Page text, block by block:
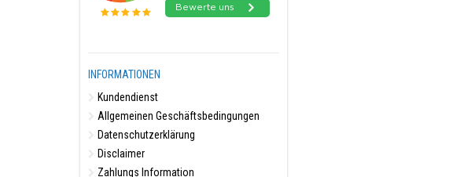
INFORMATIONEN
Kundendienst
Allgemeinen Geschäftsbedingungen
Datenschutzerklärung
Disclaimer
Zahlungs Information